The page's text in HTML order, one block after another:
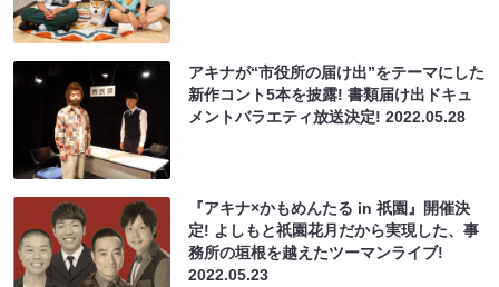
アキナが“市役所の届け出”をテーマにした
新作コント5本を披露! 書類届け出ドキュ
メントバラエティ放送決定!2022.05.28
『アキナ×かもめんたる in 祇園』開催決
定! よしもと祇園花月だから実現した、事
務所の垣根を越えたツーマンライブ!
2022.05.23